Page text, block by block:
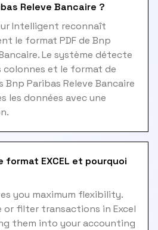
Releve Bancaire ?
Intelligent reconnaît
le format PDF de Bnp
Le système détecte
colonnes et le format de
Bnp Paribas Releve Bancaire
les données avec une
format EXCEL et pourquoi
you maximum flexibility.
or filter transactions in Excel
them into your accounting